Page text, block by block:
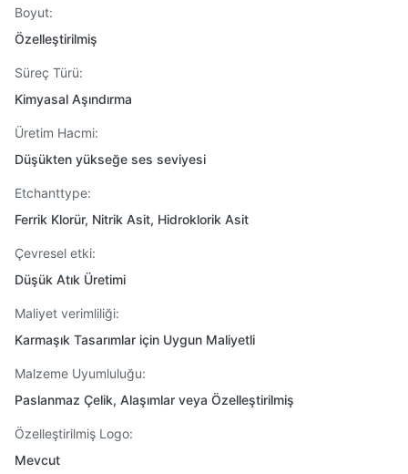
Boyut:
Özelleştirilmiş
Süreç Türü:
Kimyasal Aşındırma
Üretim Hacmi:
Düşükten yükseğe ses seviyesi
Etchanttype:
Ferrik Klorür, Nitrik Asit, Hidroklorik Asit
Çevresel etki:
Düşük Atık Üretimi
Maliyet verimliliği:
Karmaşık Tasarımlar için Uygun Maliyetli
Malzeme Uyumluluğu:
Paslanmaz Çelik, Alaşımlar veya Özelleştirilmiş
Özelleştirilmiş Logo:
Mevcut